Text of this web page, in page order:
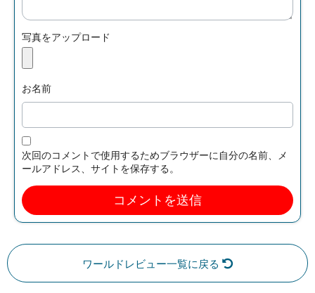
写真をアップロード
お名前
次回のコメントで使用するためブラウザーに自分の名前、メ
ールアドレス、サイトを保存する。
ワールドレビュー一覧に戻る